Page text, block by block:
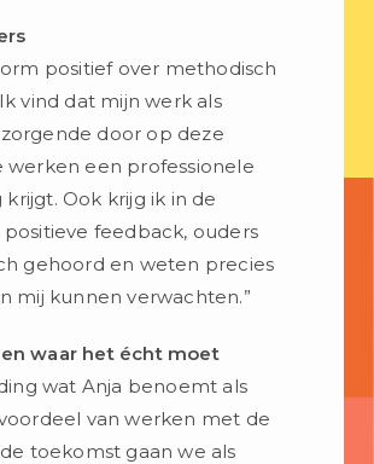
positief over methodisch
vind dat mijn werk als
door op deze
werken een professionele
krijgt. Ook krijg ik in de
feedback, ouders
gehoord en weten precies
mij kunnen verwachten.”
waar het écht moet
wat Anja benoemt als
van werken met de
de toekomst gaan we als